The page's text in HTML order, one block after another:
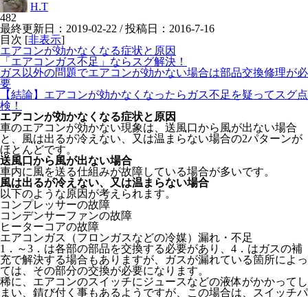
H.T
482
最終更新日：2019-02-22 / 投稿日： 2016-7-16
目次 [非表示]
エアコンが効かなくなる症状と原因
「エアコンガス不足」ならスグ解決！
ガス以外の問題でエアコンが効かない場合は部品交換修理が必
要
【結論】エアコンが効かなくなったらガス不足を疑ってスグ点
検！
エアコンが効かなくなる症状と原因
車のエアコンが効かない現象は、送風口から風が出ない場合
と、風は出るが冷えない、又は温まらない場合の2パターンが
ほとんどです。
送風口から風が出ない場合
車内に風を送る仕組みが故障している場合が多いです。
風は出るが冷えない、又は温まらない場合
以下のような原因が考えられます。
コンプレッサーの故障
コンデンサーファンの故障
ヒーターコアの故障
エアコンガス（フロンガスなどの冷媒）漏れ・不足
1．～3．は各部の部品を交換する必要があり、4．はガスの補
充で解決する場合もありますが、ガスが漏れている箇所によっ
ては、その部分の交換が必要になります。
稀に、エアコンのスイッチにジュースなどの液体がかかってし
まい、錆び付く事もあるようですが、この場合は、スイッチパ